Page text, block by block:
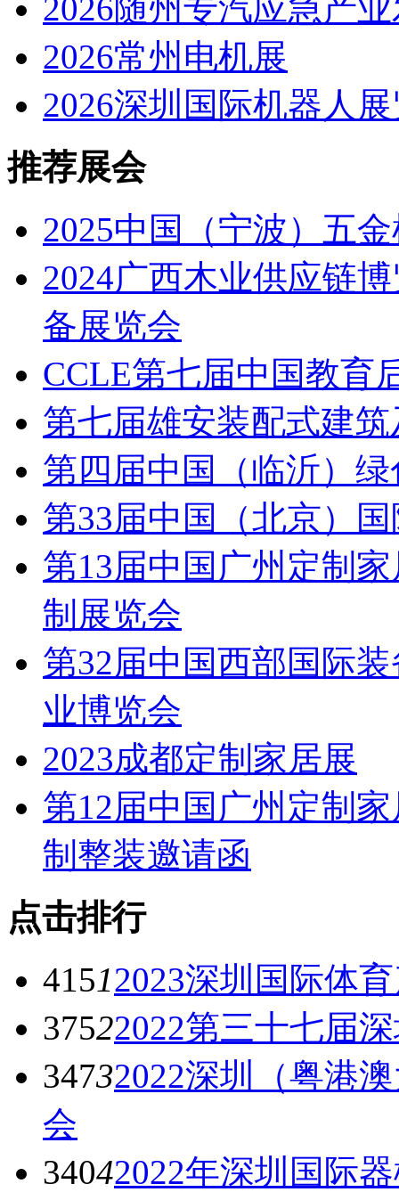
2026随州专汽应急产
2026常州电机展
2026深圳国际机器人
推荐展会
2025中国（宁波）五
2024广西木业供应链
备展览会
CCLE第七届中国教育
第七届雄安装配式建
第四届中国（临沂）
第33届中国（北京）
第13届中国广州定制
制展览会
第32届中国西部国际
业博览会
2023成都定制家居展
第12届中国广州定制
制整装邀请函
点击排行
41512023深圳国际体
37522022第三十七届
34732022深圳（粤港
会
34042022年深圳国际